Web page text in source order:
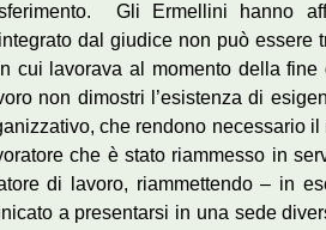
Gli Ermellini hanno
dal giudice non può essere
cui lavorava al momento della fine
non dimostri l’esistenza di
che rendono necessario il
che è stato riammesso in
di lavoro, riammettendo – in
a presentarsi in una sede